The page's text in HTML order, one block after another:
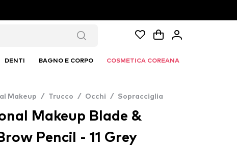
DENTI BAGNO E CORPO COSMETICA COREANA
Makeup / Trucco / Occhi / Sopracciglia
Makeup Blade &
Pencil - 11 Grey